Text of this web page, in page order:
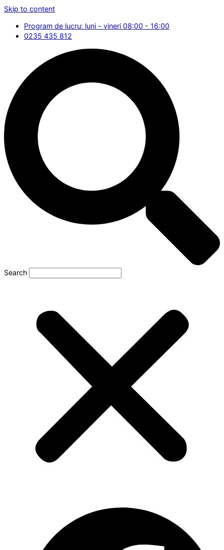
Skip to content
Program de lucru: luni - vineri 08:00 - 16:00
0235 435 812
Search